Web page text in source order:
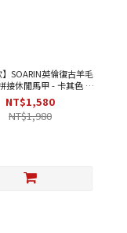
】SOARIN英倫復古羊毛
接休閒馬甲 - 卡其色 [
203B313 ]
NT$1,580
NT$1,980